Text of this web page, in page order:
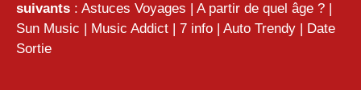
suivants : Astuces Voyages A partir de quel âge ?
Sun Music
Music Addict 7 info Auto Trendy
Date
Sortie